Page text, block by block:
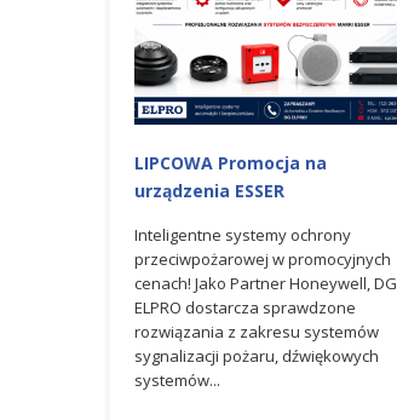
LIPCOWA Promocja na
urządzenia ESSER
Inteligentne systemy ochrony
przeciwpożarowej w promocyjnych
cenach! Jako Partner Honeywell, DG
ELPRO dostarcza sprawdzone
rozwiązania z zakresu systemów
sygnalizacji pożaru, dźwiękowych
systemów...